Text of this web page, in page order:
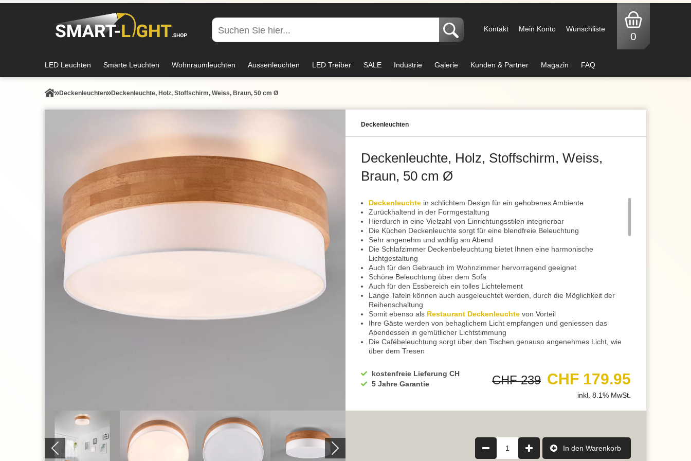
Kontakt Mein Konto Wunschliste
0
LED Leuchten Smarte Leuchten Wohnraumleuchten Aussenleuchten LED Treiber SALE Industrie Galerie Kunden & Partner Magazin FAQ
Decken­leuchten Deckenleuchte, Holz, Stoffschirm, Weiss, Braun, 50 cm Ø
Decken­leuchten
Deckenleuchte, Holz, Stoffschirm, Weiss,
Braun, 50 cm Ø
Deckenleuchte in schlichtem Design für ein gehobenes Ambiente
Zurückhaltend in der Formgestaltung
Hierdurch in eine Vielzahl von Einrichtungsstilen integrierbar
Die Küchen Deckenleuchte sorgt für eine blendfreie Beleuchtung
Sehr angenehm und wohlig am Abend
Die Schlafzimmer Deckenbeleuchtung bietet Ihnen eine harmonische
Lichtgestaltung
Auch für den Gebrauch im Wohnzimmer hervorragend geeignet
Schöne Beleuchtung über dem Sofa
Auch für den Essbereich ein tolles Lichtelement
Lange Tafeln können auch ausgeleuchtet werden, durch die Möglichkeit der
Reihenschaltung
Somit ebenso als Restaurant Deckenleuchte von Vorteil
Ihre Gäste werden von behaglichem Licht empfangen und geniessen das
Abendessen in gemütlicher Lichtstimmung
Die Cafébeleuchtung sorgt über den Tischen genauso angenehmes Licht, wie
über dem Tresen
Mit der Wahl der Leuchtmittel verändern Sie die Anwendungsmöglichkeiten
Wählen Sie ein stromsparendes LED Leuchtmittel mit hoher Lichtleistung und
kühlem Farbton
Leichte Steuerung über den normalen Lichtschalter
Die volle Leuchtkraft erhalten Sie beim ersten Einschalten
kostenfreie Lieferung CH
5 Jahre Garantie
CHF 239 CHF 179.95
inkl. 8.1% MwSt.
1 In den Warenkorb